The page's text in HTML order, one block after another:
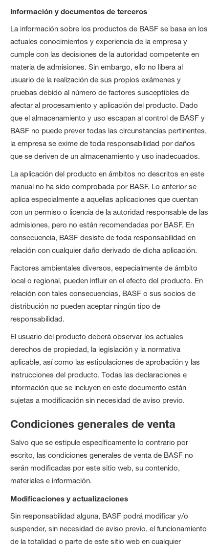
Información y documentos de terceros
La información sobre los productos de BASF se basa en los
actuales conocimientos y experiencia de la empresa y
cumple con las decisiones de la autoridad competente en
materia de admisiones. Sin embargo, ello no libera al
usuario de la realización de sus propios exámenes y
pruebas debido al número de factores susceptibles de
afectar al procesamiento y aplicación del producto. Dado
que el almacenamiento y uso escapan al control de BASF y
BASF no puede prever todas las circunstancias pertinentes,
la empresa se exime de toda responsabilidad por daños
que se deriven de un almacenamiento y uso inadecuados.
La aplicación del producto en ámbitos no descritos en este
manual no ha sido comprobada por BASF. Lo anterior se
aplica especialmente a aquellas aplicaciones que cuentan
con un permiso o licencia de la autoridad responsable de las
admisiones, pero no están recomendadas por BASF. En
consecuencia, BASF desiste de toda responsabilidad en
relación con cualquier daño derivado de dicha aplicación.
Factores ambientales diversos, especialmente de ámbito
local o regional, pueden influir en el efecto del producto. En
relación con tales consecuencias, BASF o sus socios de
distribución no pueden aceptar ningún tipo de
responsabilidad.
El usuario del producto deberá observar los actuales
derechos de propiedad, la legislación y la normativa
aplicable, así como las estipulaciones de aprobación y las
instrucciones del producto. Todas las declaraciones e
información que se incluyen en este documento están
sujetas a modificación sin necesidad de aviso previo.
Condiciones generales de venta
Salvo que se estipule específicamente lo contrario por
escrito, las condiciones generales de venta de BASF no
serán modificadas por este sitio web, su contenido,
materiales e información.
Modificaciones y actualizaciones
Sin responsabilidad alguna, BASF podrá modificar y/o
suspender, sin necesidad de aviso previo, el funcionamiento
de la totalidad o parte de este sitio web en cualquier